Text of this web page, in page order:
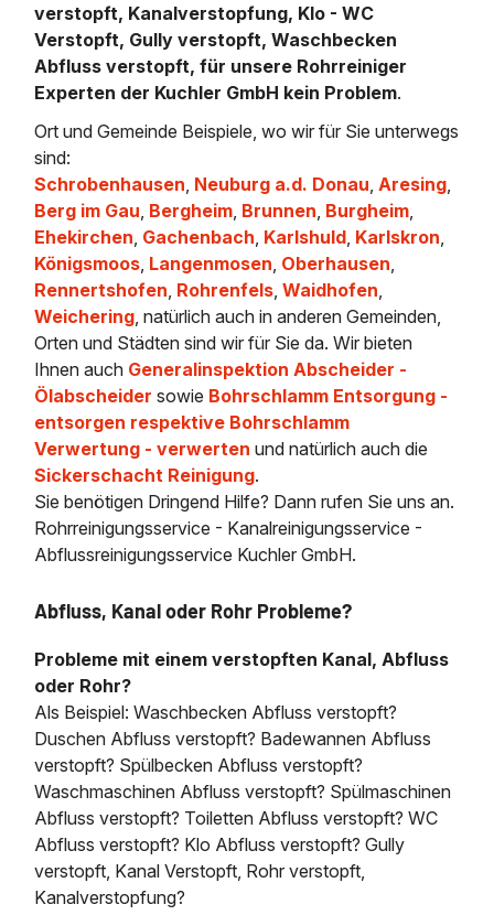
verstopft, Kanalverstopfung, Klo - WC
Verstopft, Gully verstopft, Waschbecken
Abfluss verstopft, für unsere Rohrreiniger
Experten der Kuchler GmbH kein Problem.
Ort und Gemeinde Beispiele, wo wir für Sie unterwegs
sind:
Schrobenhausen, Neuburg a.d. Donau,Aresing,
Berg im Gau, Bergheim, Brunnen, Burgheim,
Ehekirchen, Gachenbach, Karlshuld, Karlskron,
Königsmoos, Langenmosen, Oberhausen,
Rennertshofen, Rohrenfels,Waidhofen,
Weichering, natürlich auch in anderen Gemeinden,
Orten und Städten sind wir für Sie da. Wir bieten
Ihnen auch Generalinspektion Abscheider -
Ölabscheider sowie Bohrschlamm Entsorgung -
entsorgen respektive Bohrschlamm
Verwertung - verwerten und natürlich auch die
Sickerschacht Reinigung.
Sie benötigen Dringend Hilfe? Dann rufen Sie uns an.
Rohrreinigungsservice - Kanalreinigungsservice -
Abflussreinigungsservice Kuchler GmbH.
Abfluss, Kanal oder Rohr Probleme?
Probleme mit einem verstopften Kanal, Abfluss
oder Rohr?
Als Beispiel: Waschbecken Abfluss verstopft?
Duschen Abfluss verstopft? Badewannen Abfluss
verstopft? Spülbecken Abfluss verstopft?
Waschmaschinen Abfluss verstopft? Spülmaschinen
Abfluss verstopft? Toiletten Abfluss verstopft? WC
Abfluss verstopft? Klo Abfluss verstopft? Gully
verstopft, Kanal Verstopft, Rohr verstopft,
Kanalverstopfung?